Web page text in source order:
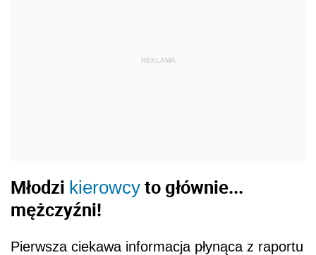
REKLAMA
Młodzi kierowcy to głównie...
mężczyźni!
Pierwsza ciekawa informacja płynąca z raportu